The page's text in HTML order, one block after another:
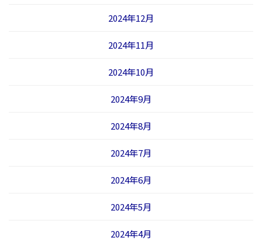
2024年12月
2024年11月
2024年10月
2024年9月
2024年8月
2024年7月
2024年6月
2024年5月
2024年4月